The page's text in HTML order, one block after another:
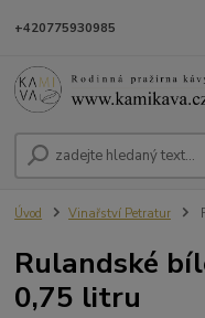
+420775930985
Úvod Vinařství Petratur
Rulandské
0,75 litru